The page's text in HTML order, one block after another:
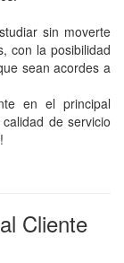
sin moverte
con la posibilidad
sean acordes a
en el principal
de servicio
Cliente